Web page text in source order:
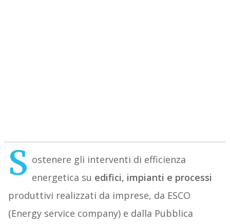
S ostenere gli interventi di efficienza
energetica su edifici, impianti e processi
produttivi realizzati da imprese, da ESCO
(Energy service company) e dalla Pubblica